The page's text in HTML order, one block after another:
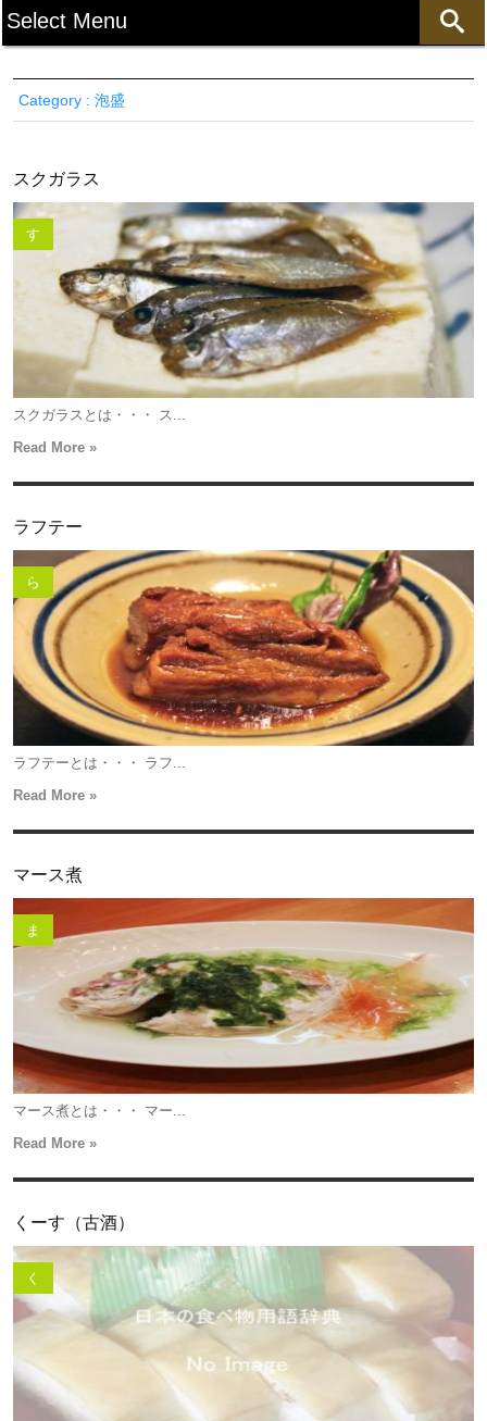
Category : 泡盛
スクガラス
す
スクガラスとは・・・ ス...
Read More »
ラフテー
ら
ラフテーとは・・・ ラフ...
Read More »
マース煮
ま
マース煮とは・・・ マー...
Read More »
くーす（古酒）
く